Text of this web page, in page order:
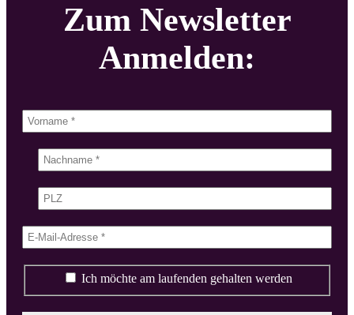
Zum Newsletter
Anmelden:
Ich möchte am laufenden gehalten werden